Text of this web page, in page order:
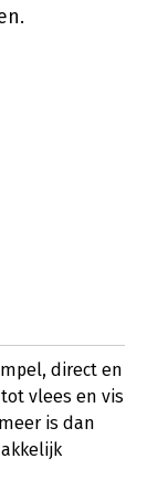
direct en
vlees en vis
is dan